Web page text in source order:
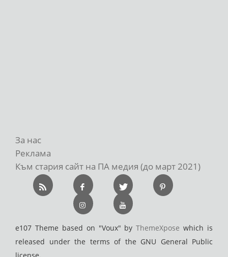
За нас
Реклама
Към стария сайт на ПА медия (до март 2021)
e107 Theme based on "Voux" byThemeXpose which is
released under the terms of the GNU General Public